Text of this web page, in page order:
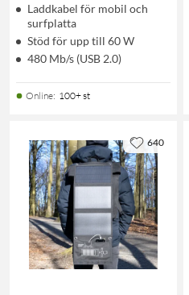
Laddkabel för mobil och
surfplatta
Stöd för upp till 60 W
480 Mb/s (USB 2.0)
Online: 100+ st
640